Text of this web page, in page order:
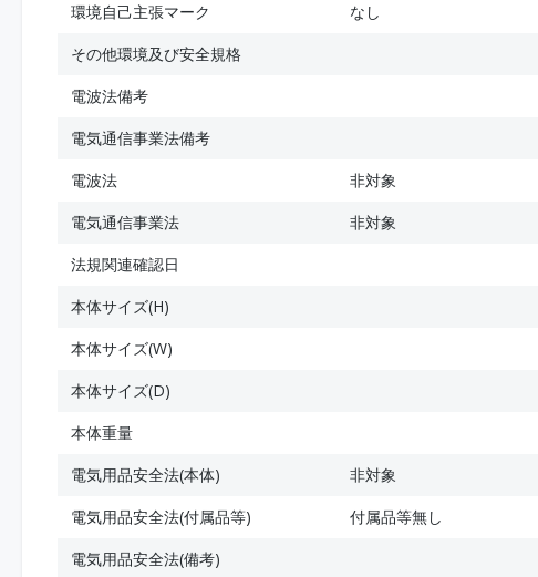
環境自己主張マーク
なし
その他環境及び安全規格
電波法備考
電気通信事業法備考
電波法
非対象
電気通信事業法
非対象
法規関連確認日
本体サイズ(H)
本体サイズ(W)
本体サイズ(D)
本体重量
電気用品安全法(本体)
非対象
電気用品安全法(付属品等)
付属品等無し
電気用品安全法(備考)